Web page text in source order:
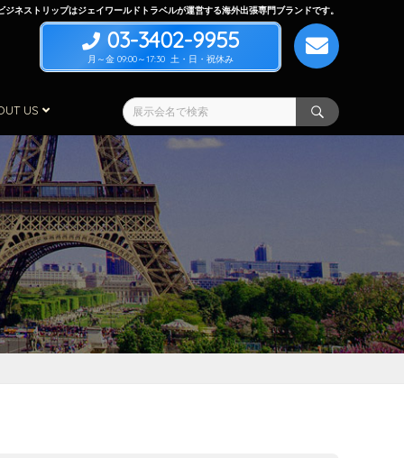
ジネストリップはジェイワールドトラベルが運営する海外出張専門ブランドです。
03-3402-9955
月～金 09:00～17:30 土・日・祝休み
US